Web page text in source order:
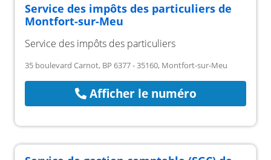
Service des impôts des particuliers de
Montfort-sur-Meu
Service des impôts des particuliers
35 boulevard Carnot, BP 6377 - 35160, Montfort-sur-Meu
Afficher le numéro